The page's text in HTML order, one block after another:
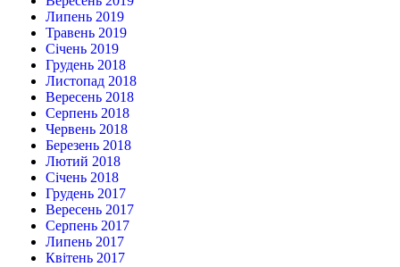
Липень 2019
Травень 2019
Січень 2019
Грудень 2018
Листопад 2018
Вересень 2018
Серпень 2018
Червень 2018
Березень 2018
Лютий 2018
Січень 2018
Грудень 2017
Вересень 2017
Серпень 2017
Липень 2017
Квітень 2017